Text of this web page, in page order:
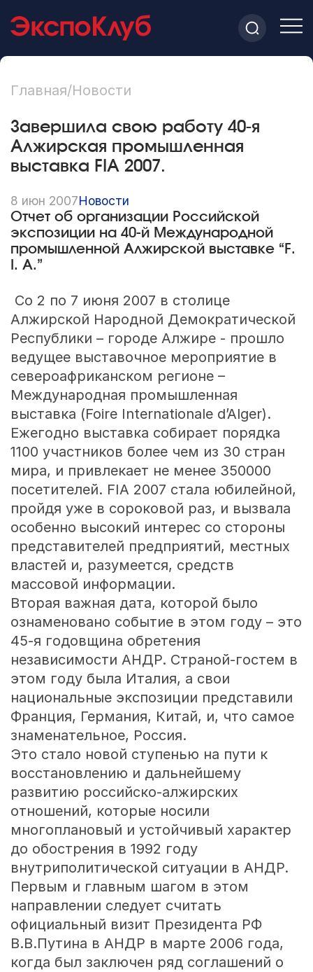
Главная/Новости
Завершила свою работу 40-я
Алжирская промышленная
выставка FIA 2007.
8 июн 2007Новости
Отчет об организации Российской
экспозиции на 40-й Международной
промышленной Алжирской выставке “F.
I. A.”
Со 2 по 7 июня 2007 в столице
Алжирской Народной Демократической
Республики – городе Алжире - прошло
ведущее выставочное мероприятие в
североафриканском регионе –
Международная промышленная
выставка (Foire Internationale d’Alger).
Ежегодно выставка собирает порядка
1100 участников более чем из 30 стран
мира, и привлекает не менее 350000
посетителей. FIA 2007 стала юбилейной,
пройдя уже в сороковой раз, и вызвала
особенно высокий интерес со стороны
представителей предприятий, местных
властей и, разумеется, средств
массовой информации.
Вторая важная дата, которой было
ознаменовано событие в этом году – это
45-я годовщина обретения
независимости АНДР. Страной-гостем в
этом году была Италия, а свои
национальные экспозиции представили
Франция, Германия, Китай, и, что самое
знаменательное, Россия.
Это стало новой ступенью на пути к
восстановлению и дальнейшему
развитию российско-алжирских
отношений, которые носили
многоплановый и устойчивый характер
до обострения в 1992 году
внутриполитической ситуации в АНДР.
Первым и главным шагом в этом
направлении следует считать
официальный визит Президента РФ
В.В.Путина в АНДР в марте 2006 года,
когда был заключен ряд соглашений о